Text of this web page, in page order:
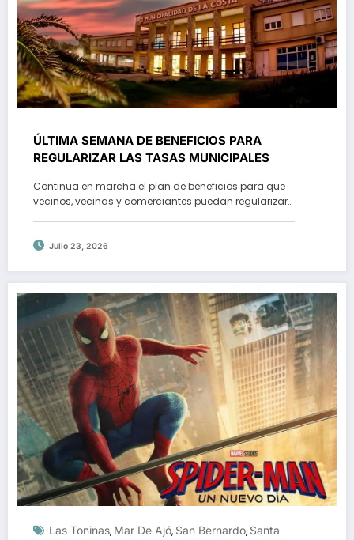
ÚLTIMA SEMANA DE BENEFICIOS PARA
REGULARIZAR LAS TASAS MUNICIPALES
Continua en marcha el plan de beneficios para que
vecinos, vecinas y comerciantes puedan regularizar…
Julio 23, 2026
Las Toninas, Mar De Ajó, San Bernardo, Santa